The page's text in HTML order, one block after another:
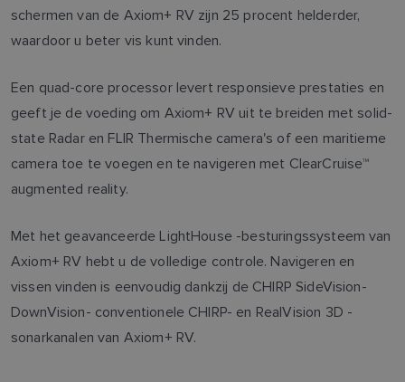
schermen van de Axiom+ RV zijn 25 procent helderder,
waardoor u beter vis kunt vinden.
Een quad-core processor levert responsieve prestaties en
geeft je de voeding om Axiom+ RV uit te breiden met solid-
state Radar en FLIR Thermische camera's of een maritieme
camera toe te voegen en te navigeren met ClearCruise™
augmented reality.
Met het geavanceerde LightHouse -besturingssysteem van
Axiom+ RV hebt u de volledige controle. Navigeren en
vissen vinden is eenvoudig dankzij de CHIRP SideVision-
DownVision- conventionele CHIRP- en RealVision 3D -
sonarkanalen van Axiom+ RV.